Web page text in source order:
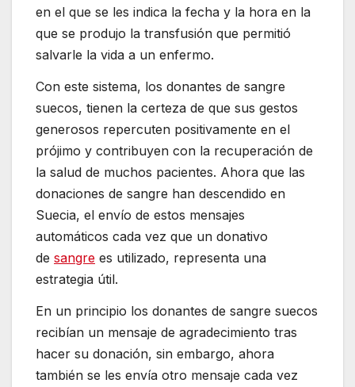
en el que se les indica la fecha y la hora en la
que se produjo la transfusión que permitió
salvarle la vida a un enfermo.
Con este sistema, los donantes de sangre
suecos, tienen la certeza de que sus gestos
generosos repercuten positivamente en el
prójimo y contribuyen con la recuperación de
la salud de muchos pacientes. Ahora que las
donaciones de sangre han descendido en
Suecia, el envío de estos mensajes
automáticos cada vez que un donativo
de sangre es utilizado, representa una
estrategia útil.
En un principio los donantes de sangre suecos
recibían un mensaje de agradecimiento tras
hacer su donación, sin embargo, ahora
también se les envía otro mensaje cada vez